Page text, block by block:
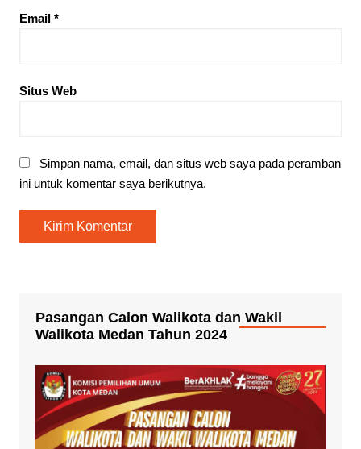
Email *
Situs Web
Simpan nama, email, dan situs web saya pada peramban
ini untuk komentar saya berikutnya.
Pasangan Calon Walikota dan Wakil
Walikota Medan Tahun 2024